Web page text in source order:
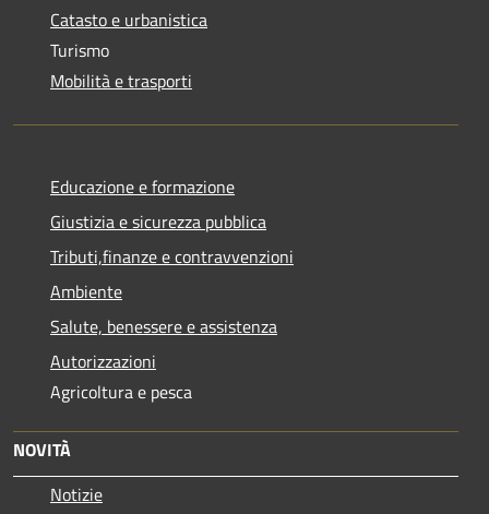
Catasto e urbanistica
Turismo
Mobilità e trasporti
Educazione e formazione
Giustizia e sicurezza pubblica
Tributi,finanze e contravvenzioni
Ambiente
Salute, benessere e assistenza
Autorizzazioni
Agricoltura e pesca
NOVITÀ
Notizie